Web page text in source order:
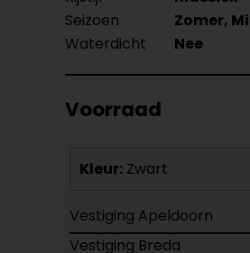
Seizoen
Zomer,
Waterdicht
Nee
Voorraad
Kleur: Zwart
Vestiging Apeldoorn
Vestiging Breda